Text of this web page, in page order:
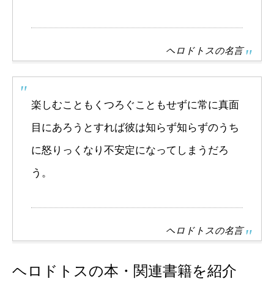
ヘロドトスの名言
楽しむこともくつろぐこともせずに常に真面
目にあろうとすれば彼は知らず知らずのうち
に怒りっくなり不安定になってしまうだろ
う。
ヘロドトスの名言
ヘロドトスの本・関連書籍を紹介